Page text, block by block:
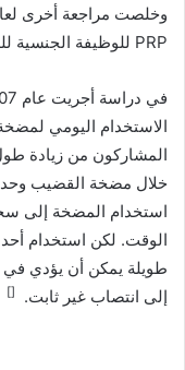
PRP للوظيفة الجنسية للذكور صغيرة جدًا وغير مصممة جيدًا.
الاستخدام اليومي
المشاركون من زيادة
خلال مضخة القضيب
استخدام المضخة إلى
الوقت. لكن استخدام أحد
طويلة يمكن أن يؤدي في
إلى انتصاب غير ثابت.
[]